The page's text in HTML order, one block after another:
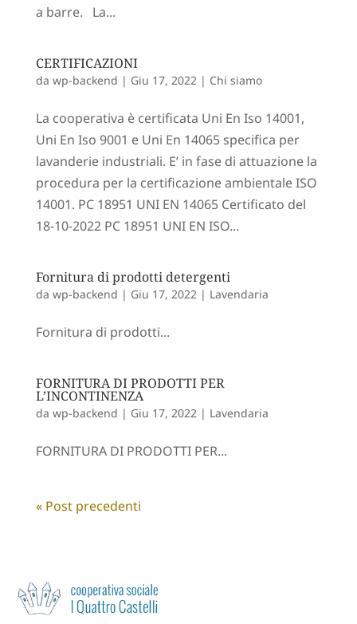
a barre. La...
CERTIFICAZIONI
da wp-backend | Giu 17, 2022| Chi siamo
La cooperativa è certificata Uni En Iso 14001,
Uni En Iso 9001 e Uni En 14065 specifica per
lavanderie industriali. E’ in fase di attuazione la
procedura per la certificazione ambientale ISO
14001. PC 18951 UNI EN 14065 Certificato del
18-10-2022 PC 18951 UNI EN ISO...
Fornitura di prodotti detergenti
da wp-backend | Giu 17, 2022| Lavendaria
Fornitura di prodotti...
FORNITURA DI PRODOTTI PER
L’INCONTINENZA
da wp-backend | Giu 17, 2022| Lavendaria
FORNITURA DI PRODOTTI PER...
« Post precedenti